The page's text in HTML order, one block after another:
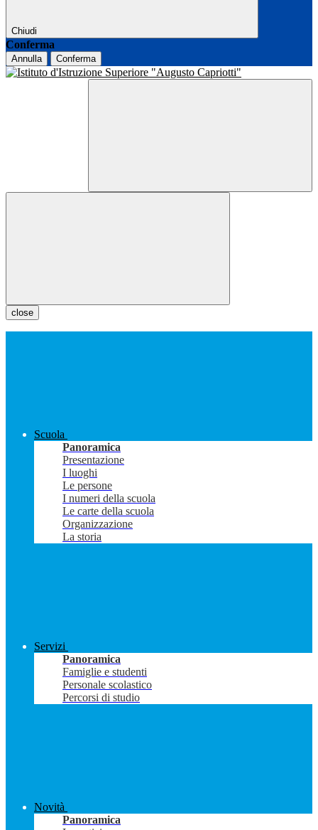
Chiudi
Conferma
Annulla Conferma
close
Scuola
Panoramica
Presentazione
I luoghi
Le persone
I numeri della scuola
Le carte della scuola
Organizzazione
La storia
Servizi
Panoramica
Famiglie e studenti
Personale scolastico
Percorsi di studio
Novità
Panoramica